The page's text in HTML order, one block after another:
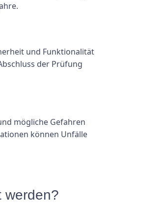
und Funktionalität
der Prüfung
mögliche Gefahren
können Unfälle
werden?